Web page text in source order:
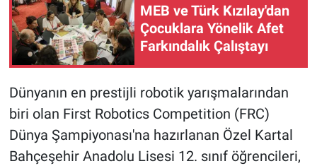
MEB ve Türk Kızılay'dan
Çocuklara Yönelik Afet
Farkındalık Çalıştayı
Dünyanın en prestijli robotik yarışmalarından
biri olan First Robotics Competition (FRC)
Dünya Şampiyonası'na hazırlanan Özel Kartal
Bahçeşehir Anadolu Lisesi 12. sınıf öğrencileri,